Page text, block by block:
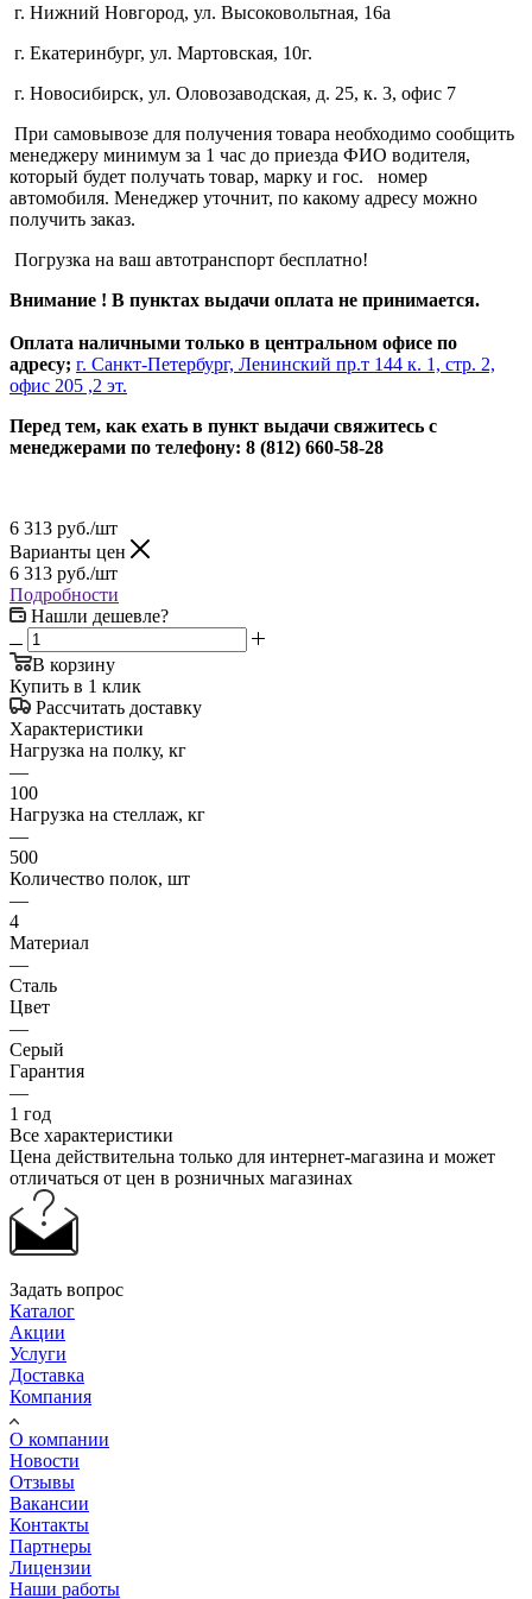
г. Нижний Новгород, ул. Высоковольтная, 16а
г. Екатеринбург, ул. Мартовская, 10г.
г. Новосибирск, ул. Оловозаводская, д. 25, к. 3, офис 7
При самовывозе для получения товара необходимо сообщить
менеджеру минимум за 1 час до приезда ФИО водителя,
который будет получать товар, марку и гос. номер
автомобиля. Менеджер уточнит, по какому адресу можно
получить заказ.
Погрузка на ваш автотранспорт бесплатно!
Внимание ! В пунктах выдачи оплата не принимается.
Оплата наличными только в центральном офисе по
адресу; г. Санкт-Петербург, Ленинский пр.т 144 к. 1, стр. 2,
офис 205 ,2 эт.
Перед тем, как ехать в пункт выдачи свяжитесь с
менеджерами по телефону: 8 (812) 660-58-28
6 313 руб./шт
Варианты цен
6 313 руб./шт
Подробности
Нашли дешевле?
В корзину
Купить в 1 клик
Рассчитать доставку
Характеристики
Нагрузка на полку, кг
—
100
Нагрузка на стеллаж, кг
—
500
Количество полок, шт
—
4
Материал
—
Сталь
Цвет
—
Серый
Гарантия
—
1 год
Все характеристики
Цена действительна только для интернет-магазина и может
отличаться от цен в розничных магазинах
Задать вопрос
Каталог
Акции
Услуги
Доставка
Компания
О компании
Новости
Отзывы
Вакансии
Контакты
Партнеры
Лицензии
Наши работы